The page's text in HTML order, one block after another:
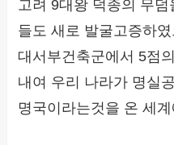
고려 9대왕 덕종의 무
들도 새로 발굴고증하
대서부건축군에서 5점
내여 우리 나라가 명실
명국이라는것을 온 세